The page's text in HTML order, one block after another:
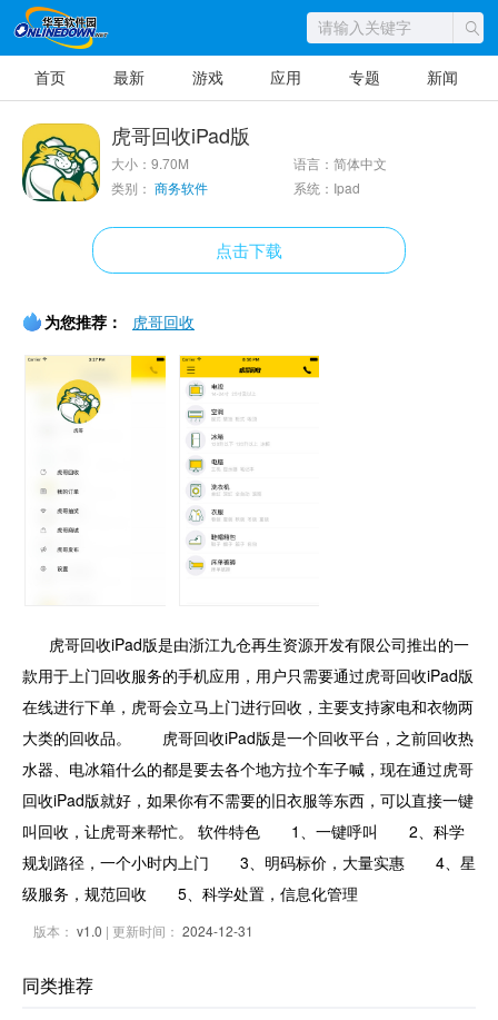
首页 最新 游戏 应用 专题 新闻
虎哥回收iPad版
大小：9.70M
语言：简体中文
类别： 商务软件 系统：Ipad
点击下载
为您推荐： 虎哥回收
虎哥回收iPad版是由浙江九仓再生资源开发有限公司推出的一
款用于上门回收服务的手机应用，用户只需要通过虎哥回收iPad版
在线进行下单，虎哥会立马上门进行回收，主要支持家电和衣物两
大类的回收品。 虎哥回收iPad版是一个回收平台，之前回收热
水器、电冰箱什么的都是要去各个地方拉个车子喊，现在通过虎哥
回收iPad版就好，如果你有不需要的旧衣服等东西，可以直接一键
叫回收，让虎哥来帮忙。 软件特色 1、一键呼叫 2、科学
规划路径，一个小时内上门 3、明码标价，大量实惠 4、星
级服务，规范回收 5、科学处置，信息化管理
版本： v1.0 | 更新时间： 2024-12-31
同类推荐